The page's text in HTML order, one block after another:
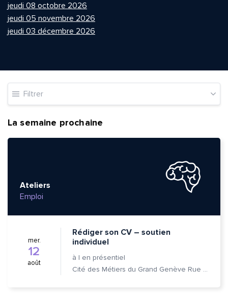
jeudi 08 octobre 2026
jeudi 05 novembre 2026
jeudi 03 décembre 2026
Filtrer
La semaine prochaine
Ateliers
Emploi
mer.
12
août
Rédiger son CV – soutien
individuel
à | en présentiel
Cité des Métiers du Grand Genève Rue Prévost-Martin 6 1205 Genève